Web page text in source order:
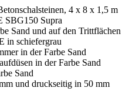
4 x 8 x 1,5 m
SBG150 Supra
Sand und auf den Trittflächen
in schiefergrau
in der Farbe Sand
in der Farbe Sand
Sand
und druckseitig in 50 mm